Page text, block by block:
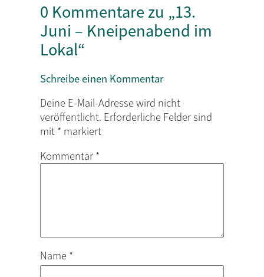
0 Kommentare zu „13.
Juni – Kneipenabend im
Lokal“
Schreibe einen Kommentar
Deine E-Mail-Adresse wird nicht
veröffentlicht. Erforderliche Felder sind
mit * markiert
Kommentar *
Name *